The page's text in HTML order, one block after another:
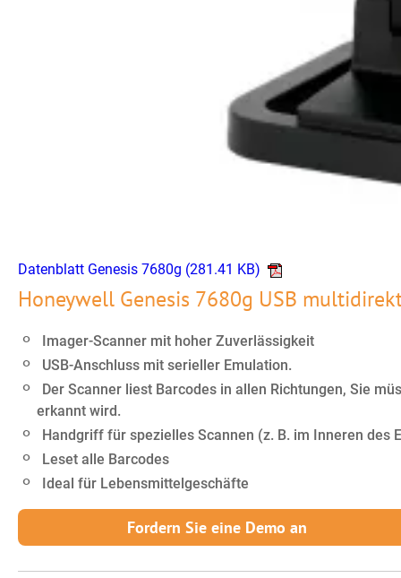
Honeywell Genesis 7680g USB
Imager-Scanner mit hoher Zuverlässigkeit
USB-Anschluss mit serieller Emulation.
Der Scanner liest Barcodes in allen Richtungen, Sie
erkannt wird.
Handgriff für spezielles Scannen (z. B. im Inneren des
Leset alle Barcodes
Ideal für Lebensmittelgeschäfte
Fordern Sie eine Demo an
Datenblatt Genesis 7680g (281.41 KB)